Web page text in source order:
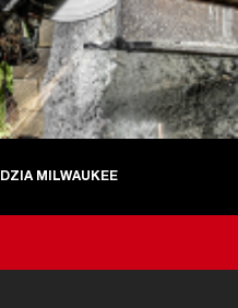
MILWAUKEE